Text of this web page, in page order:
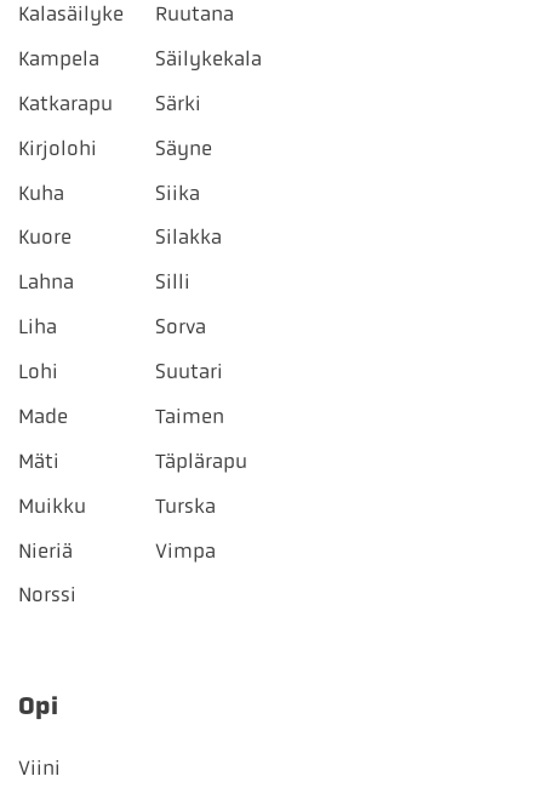
Kalasäilyke
Kampela
Katkarapu
Kirjolohi
Kuha
Kuore
Lahna
Liha
Lohi
Made
Mäti
Muikku
Nieriä
Norssi
Ruutana
Säilykekala
Särki
Säyne
Siika
Silakka
Silli
Sorva
Suutari
Taimen
Täplärapu
Turska
Vimpa
Opi
Viini